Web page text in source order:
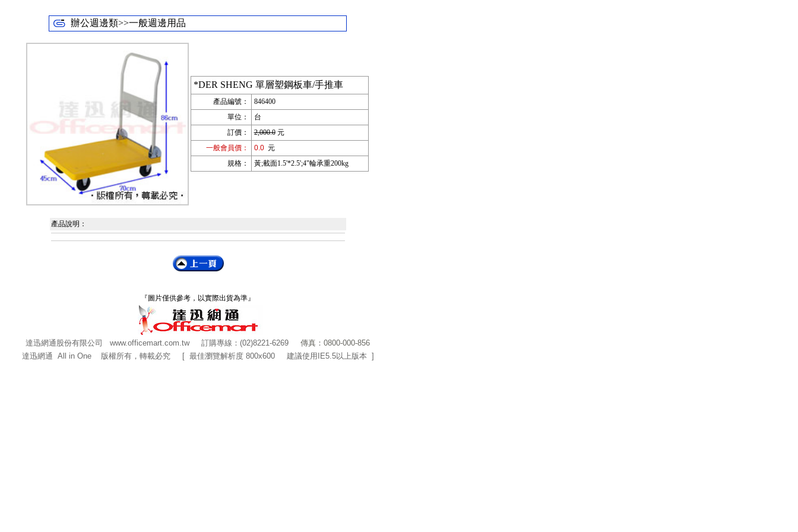
辦公週邊類>>一般週邊用品
*DER SHENG 單層塑鋼板車/手推車
產品編號：
846400
單位：
台
訂價：
2,000.0元
一般會員價：
0.0 元
規格：
黃;載面1.5'*2.5';4"輪承重200kg
產品說明：
『圖片僅供參考，以實際出貨為準』
達迅網通股份有限公司 www.officemart.com.tw訂購專線：(02)8221-6269
傳真：0800-000-856
達迅網通 All in One 版權所有，轉載必究 [ 最佳瀏覽解析度 800x600 建議使用IE5.5以上版本 ]